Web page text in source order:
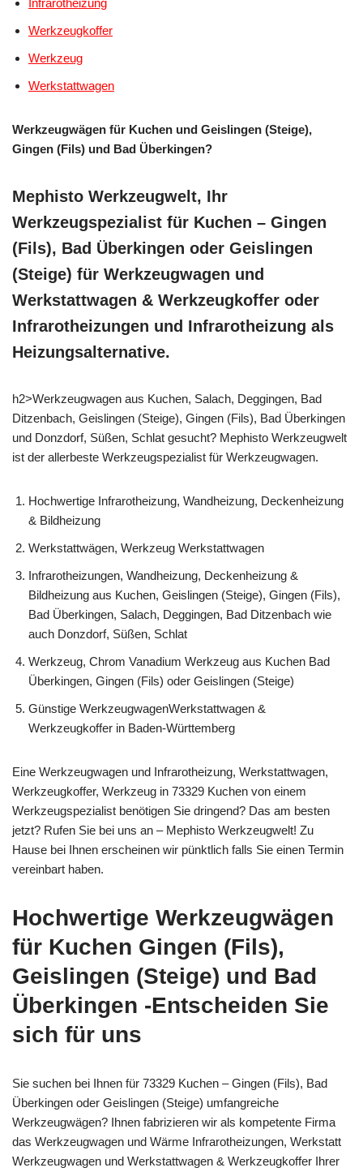
Werkzeugkoffer
Werkzeug
Werkstattwagen
Werkzeugwägen für Kuchen und Geislingen (Steige),
Gingen (Fils) und Bad Überkingen?
Mephisto Werkzeugwelt, Ihr
Werkzeugspezialist für Kuchen – Gingen
(Fils), Bad Überkingen oder Geislingen
(Steige) für Werkzeugwagen und
Werkstattwagen & Werkzeugkoffer oder
Infrarotheizungen und Infrarotheizung als
Heizungsalternative.
h2>Werkzeugwagen aus Kuchen, Salach, Deggingen, Bad
Ditzenbach, Geislingen (Steige), Gingen (Fils), Bad Überkingen
und Donzdorf, Süßen, Schlat gesucht? Mephisto Werkzeugwelt
ist der allerbeste Werkzeugspezialist für Werkzeugwagen.
Hochwertige Infrarotheizung, Wandheizung, Deckenheizung
& Bildheizung
Werkstattwägen, Werkzeug Werkstattwagen
Infrarotheizungen, Wandheizung, Deckenheizung &
Bildheizung aus Kuchen, Geislingen (Steige), Gingen (Fils),
Bad Überkingen, Salach, Deggingen, Bad Ditzenbach wie
auch Donzdorf, Süßen, Schlat
Werkzeug, Chrom Vanadium Werkzeug aus Kuchen Bad
Überkingen, Gingen (Fils) oder Geislingen (Steige)
Günstige WerkzeugwagenWerkstattwagen &
Werkzeugkoffer in Baden-Württemberg
Eine Werkzeugwagen und Infrarotheizung, Werkstattwagen,
Werkzeugkoffer, Werkzeug in 73329 Kuchen von einem
Werkzeugspezialist benötigen Sie dringend? Das am besten
jetzt? Rufen Sie bei uns an – Mephisto Werkzeugwelt! Zu
Hause bei Ihnen erscheinen wir pünktlich falls Sie einen Termin
vereinbart haben.
Hochwertige Werkzeugwägen
für Kuchen Gingen (Fils),
Geislingen (Steige) und Bad
Überkingen -Entscheiden Sie
sich für uns
Sie suchen bei Ihnen für 73329 Kuchen – Gingen (Fils), Bad
Überkingen oder Geislingen (Steige) umfangreiche
Werkzeugwägen? Ihnen fabrizieren wir als kompetente Firma
das Werkzeugwagen und Wärme Infrarotheizungen, Werkstatt
Werkzeugwagen und Werkstattwagen & Werkzeugkoffer Ihrer